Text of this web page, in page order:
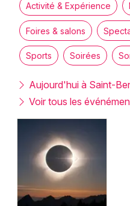
Manifestations
Foires & salons
Concerts
Sports
Soirées
Sorties famille
Marseille
Mulhouse
Montpellier
Nantes
Nice
Strasbourg
Toulouse
Activité & Expérience
Foires & salons
Sports Soirées
Aujourd'hui à Saint-
Voir tous les